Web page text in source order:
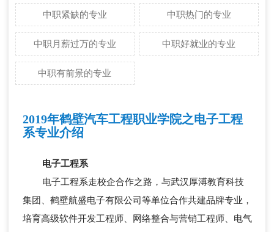
中职紧缺的专业 中职热门的专业
中职月薪过万的专业 中职好就业的专业
中职有前景的专业
2019年鹤壁汽车工程职业学院之电子工程
系专业介绍
电子工程系
电子工程系走校企合作之路，与武汉厚溥教育科技
集团、鹤壁航盛电子有限公司等单位合作共建品牌专业，
培育高级软件开发工程师、网络整合与营销工程师、电气